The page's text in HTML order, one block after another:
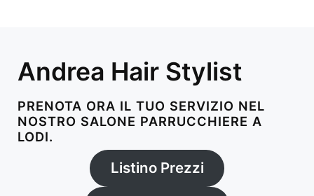
Andrea Hair Stylist
PRENOTA ORA IL TUO SERVIZIO NEL
NOSTRO SALONE PARRUCCHIERE A
LODI.
Listino Prezzi